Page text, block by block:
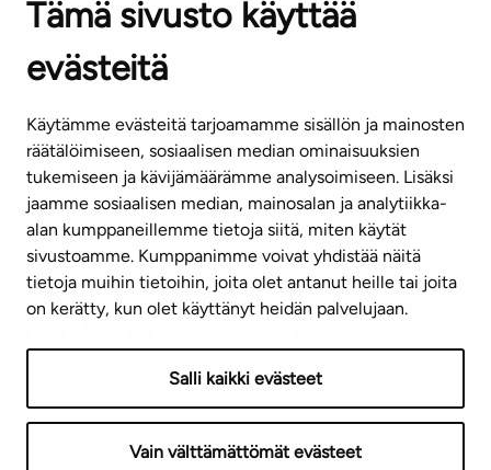
Tämä sivusto käyttää
evästeitä
Käytämme evästeitä tarjoamamme sisällön ja mainosten
räätälöimiseen, sosiaalisen median ominaisuuksien
tukemiseen ja kävijämäärämme analysoimiseen. Lisäksi
jaamme sosiaalisen median, mainosalan ja analytiikka-
alan kumppaneillemme tietoja siitä, miten käytät
sivustoamme. Kumppanimme voivat yhdistää näitä
tietoja muihin tietoihin, joita olet antanut heille tai joita
on kerätty, kun olet käyttänyt heidän palvelujaan.
Salli kaikki evästeet
Vain välttämättömät evästeet
Kontaktinformation
KUNDSERVICE
(vardagar kl. 8–16)
info@ta.fi
Nyhetsbrev (på finska)